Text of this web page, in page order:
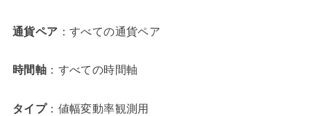
通貨ペア ：すべての通貨ペア
時間軸 ：すべての時間軸
タイプ：値幅変動率観測用